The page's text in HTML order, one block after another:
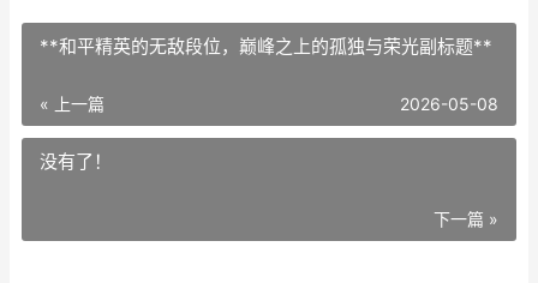
**和平精英的无敌段位，巅峰之上的孤独与荣光副标题**
« 上一篇 2026-05-08
没有了！
下一篇 »